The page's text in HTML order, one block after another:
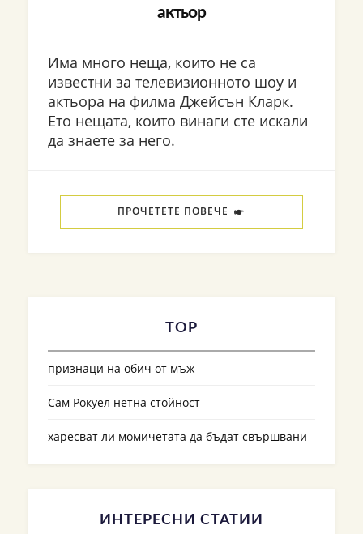
актьор
Има много неща, които не са
известни за телевизионното шоу и
актьора на филма Джейсън Кларк.
Ето нещата, които винаги сте искали
да знаете за него.
ПРОЧЕТЕТЕ ПОВЕЧЕ
TOP
признаци на обич от мъж
Сам Рокуел нетна стойност
харесват ли момичетата да бъдат свършвани
ИНТЕРЕСНИ СТАТИИ